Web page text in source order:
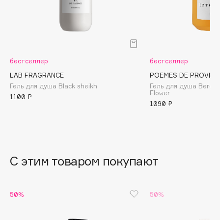
Basicare
Batiste
Bebble
Biodance
бестселлер
LAB FRAGRANCE
Гель для душа Black sheikh
1100 ₽
бестселлер
POEMES DE
Гель для душа
Flower
1090 ₽
С этим товаром покупают
50% 50%